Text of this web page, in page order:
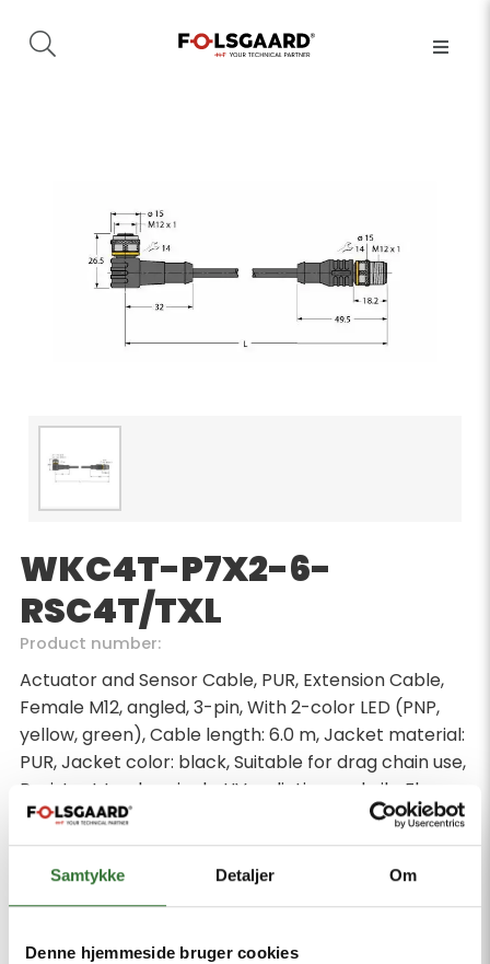
Samtykke Detaljer Om
Denne hjemmeside bruger cookies
WKC4T-P7X2-6-
RSC4T/TXL
Product number:
Actuator and Sensor Cable, PUR, Extension Cable,
Female M12, angled, 3-pin, With 2-color LED (PNP,
yellow, green), Cable length: 6.0 m, Jacket material:
PUR, Jacket color: black, Suitable for drag chain use,
Resistant to chemicals, UV radiation and oils, Flame-
retardant (FT2 in accordance with UL 1581, IEC
60332-2-2), Free from halogen, silicone, PVC and
LABS, Particularly resistant to abrasion, Approval:
cULus, RoHS-compliant, Protection class: IP67, IP69K,